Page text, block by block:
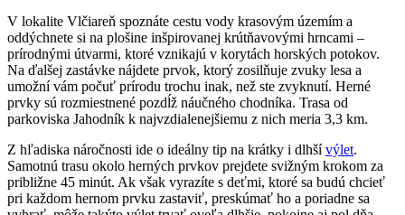
V lokalite Vlčiareň spoznáte cestu vody krasovým územím a
oddýchnete si na plošine inšpirovanej krútňavovými hrncami –
prírodnými útvarmi, ktoré vznikajú v korytách horských potokov.
Na ďalšej zastávke nájdete prvok, ktorý zosilňuje zvuky lesa a
umožní vám počuť prírodu trochu inak, než ste zvyknutí. Herné
prvky sú rozmiestnené pozdĺž náučného chodníka. Trasa od
parkoviska Jahodník k najvzdialenejšiemu z nich meria 3,3 km.
Z hľadiska náročnosti ide o ideálny tip na krátky i dlhšívýlet.
Samotnú trasu okolo herných prvkov prejdete svižným krokom za
približne 45 minút. Ak však vyrazíte s deťmi, ktoré sa budú chcieť
pri každom hernom prvku zastaviť, preskúmať ho a poriadne sa